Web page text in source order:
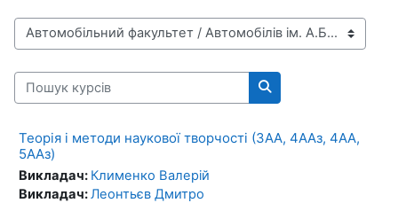
Категорії курсів
Пошук курсів
Пошук курсів
Теорія і методи наукової творчості (3АА, 4ААз, 4АА,
5ААз)
Викладач: Клименко Валерій
Викладач:Леонтьєв Дмитро